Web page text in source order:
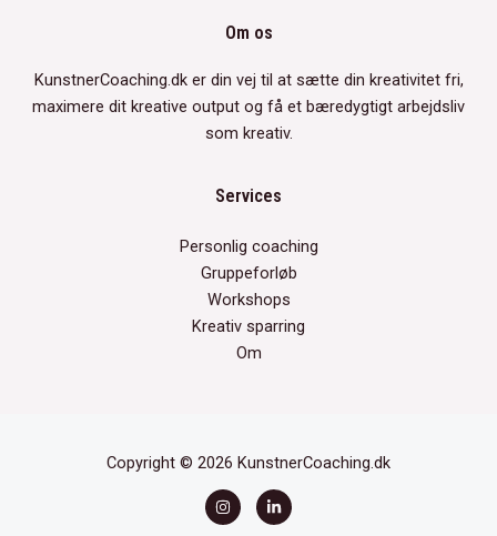
Om os
KunstnerCoaching.dk er din vej til at sætte din kreativitet fri,
maximere dit kreative output og få et bæredygtigt arbejdsliv
som kreativ.
Services
Personlig coaching
Gruppeforløb
Workshops
Kreativ sparring
Om
Copyright © 2026 KunstnerCoaching.dk